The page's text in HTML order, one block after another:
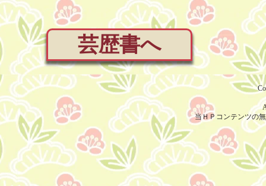
芸歴書へ
当ＨＰコンテンツの